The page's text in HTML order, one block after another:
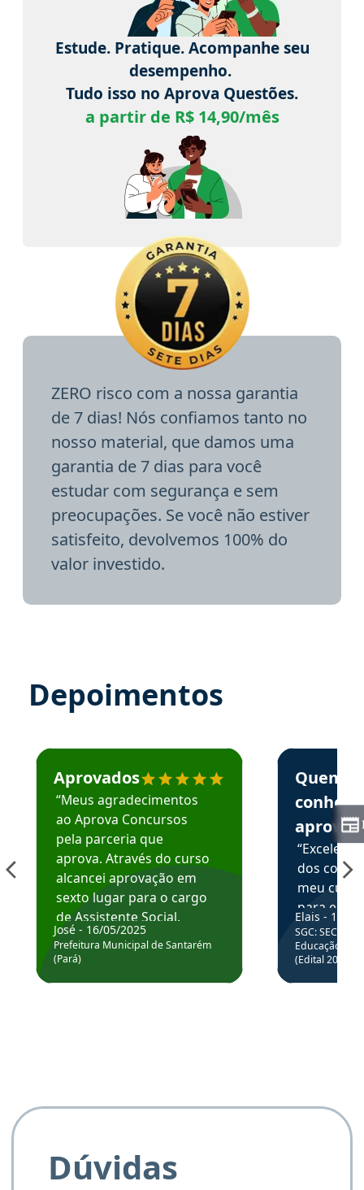
Estude. Pratique. Acompanhe seu
desempenho.
Tudo isso no Aprova Questões.
a partir de R$ 14,90/mês
ZERO risco com a nossa garantia
de 7 dias! Nós confiamos tanto no
nosso material, que damos uma
garantia de 7 dias para você
estudar com segurança e sem
preocupações. Se você não estiver
satisfeito, devolvemos 100% do
valor investido.
Depoimentos
Estudante José recomenda o Aprova Concursos em
Aprovados
“Meus agradecimentos
ao Aprova Concursos
pela parceria que
aprova. Através do curso
alcancei aprovação em
sexto lugar para o cargo
de Assistente Social.
Hoje estou atuando na
Prefeitura de Santarém.
José - 16/05/2025
Prefeitura Municipal de Santarém
(Pará)
Estudante
Quem
aprova
dos
meu
para
colocar
através
de
Elais - 15/
SGC: SEC BA
Educação
(Edital
Dúvidas